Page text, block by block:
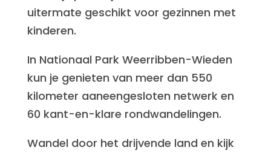
uitermate geschikt voor gezinnen met
kinderen.
In Nationaal Park Weerribben-Wieden
kun je genieten van meer dan 550
kilometer aaneengesloten netwerk en
60 kant-en-klare rondwandelingen.
Wandel door het drijvende land en kijk